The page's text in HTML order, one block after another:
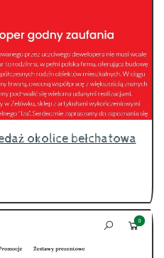
okolice bełchatowa